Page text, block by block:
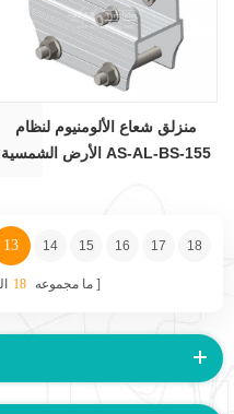
منزلق شعاع الألومنيوم لنظام
الأرض الشمسية AS-AL-BS-155
13 14 15 16 17 18
ما مجموعه 18